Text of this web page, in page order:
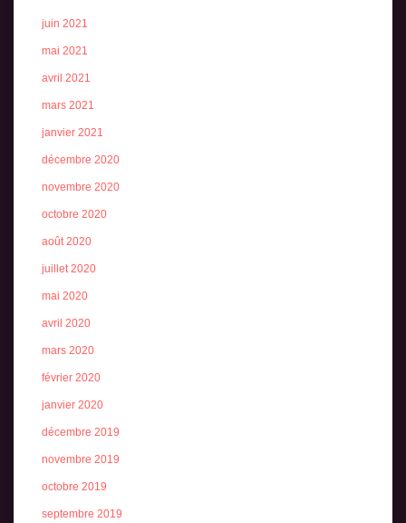
juin 2021
mai 2021
avril 2021
mars 2021
janvier 2021
décembre 2020
novembre 2020
octobre 2020
août 2020
juillet 2020
mai 2020
avril 2020
mars 2020
février 2020
janvier 2020
décembre 2019
novembre 2019
octobre 2019
septembre 2019